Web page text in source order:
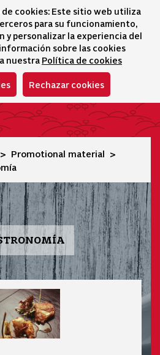
cookies: Este sitio web utiliza
para su funcionamiento,
y personalizar la experiencia del
sobre las cookies
nuestra Política de cookies
Rechazar cookies
Selector idioma
icono
Promotional material